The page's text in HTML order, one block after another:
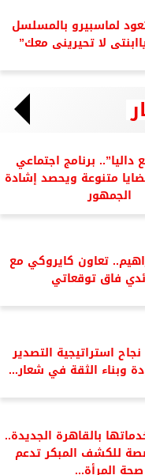
لماسبيرو بالمسلسل
لا تحيرينى معك”
برنامج اجتماعي
متنوعة ويحصد إشادة
الجمهور
تعاون كايروكي مع
فاق توقعاتي
استراتيجية التصدير
وبناء الثقة في شعار...
بالقاهرة الجديدة..
للكشف المبكر تدعم
صحة المرأة...